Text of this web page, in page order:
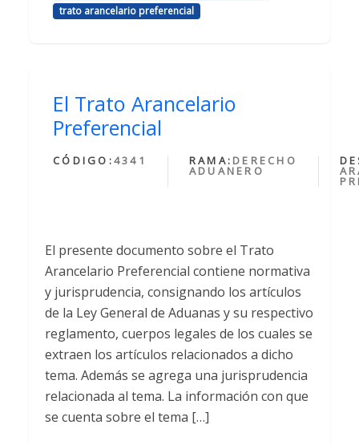
trato arancelario preferencial
El Trato Arancelario
Preferencial
CÓDIGO:4341 RAMA: DERECHO
ADUANERO
El presente documento sobre el Trato
Arancelario Preferencial contiene normativa
y jurisprudencia, consignando los artículos
de la Ley General de Aduanas y su respectivo
reglamento, cuerpos legales de los cuales se
extraen los artículos relacionados a dicho
tema. Además se agrega una jurisprudencia
relacionada al tema. La información con que
se cuenta sobre el tema […]